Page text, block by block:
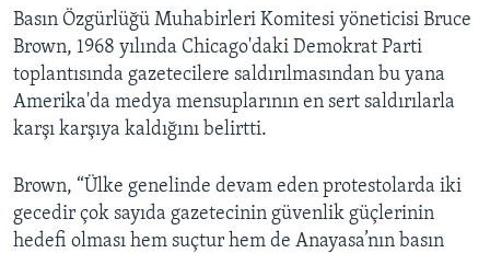
Basın Özgürlüğü Muhabirleri Komitesi yöneticisi Bruce
Brown, 1968 yılında Chicago'daki Demokrat Parti
toplantısında gazetecilere saldırılmasından bu yana
Amerika'da medya mensuplarının en sert saldırılarla
karşı karşıya kaldığını belirtti.
Brown, “Ülke genelinde devam eden protestolarda iki
gecedir çok sayıda gazetecinin güvenlik güçlerinin
hedefi olması hem suçtur hem de Anayasa’nın basın